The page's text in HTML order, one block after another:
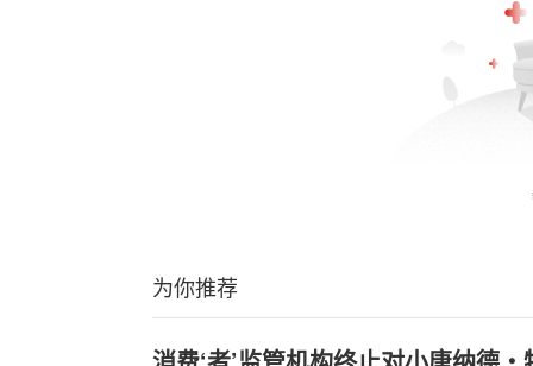
为你推荐